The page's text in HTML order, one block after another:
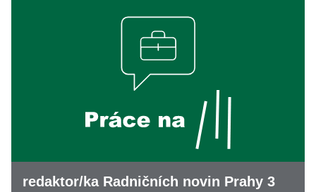
redaktor/ka Radničních novin Prahy 3